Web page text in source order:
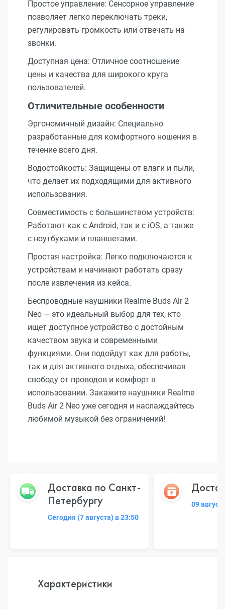
Простое управление: Сенсорное управление
позволяет легко переключать треки,
регулировать громкость или отвечать на
звонки.
Доступная цена: Отличное соотношение
цены и качества для широкого круга
пользователей.
Отличительные особенности
Эргономичный дизайн: Специально
разработанные для комфортного ношения в
течение всего дня.
Водостойкость: Защищены от влаги и пыли,
что делает их подходящими для активного
использования.
Совместимость с большинством устройств:
Работают как с Android, так и с iOS, а также
с ноутбуками и планшетами.
Простая настройка: Легко подключаются к
устройствам и начинают работать сразу
после извлечения из кейса.
Беспроводные наушники Realme Buds Air 2
Neo — это идеальный выбор для тех, кто
ищет доступное устройство с достойным
качеством звука и современными
функциями. Они подойдут как для работы,
так и для активного отдыха, обеспечивая
свободу от проводов и комфорт в
использовании. Закажите наушники Realme
Buds Air 2 Neo уже сегодня и наслаждайтесь
любимой музыкой без ограничений!
Доставка по Санкт-
Петербургу
Сегодня (7 августа) в 23:50
09
Характеристики